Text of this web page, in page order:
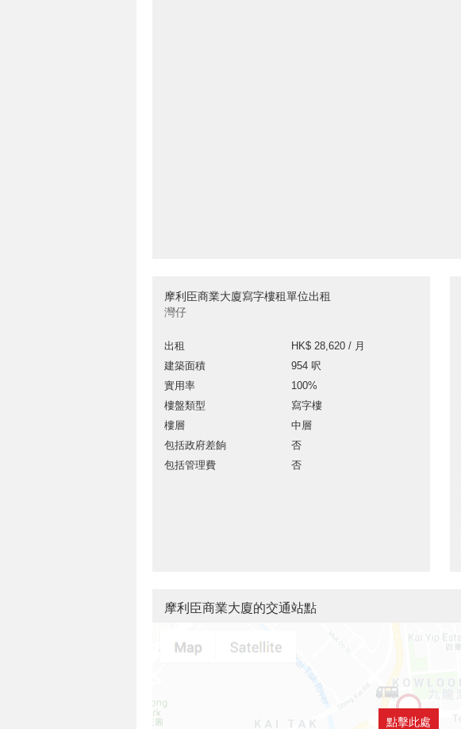
摩利臣商業大廈寫字樓租單位出租
灣仔
出租
HK$ 28,620 / 月
建築面積
954 呎
實用率
100%
樓盤類型
寫字樓
樓層
中層
包括政府差餉
否
包括管理費
否
摩利臣商業大廈的交通站點
點擊此處